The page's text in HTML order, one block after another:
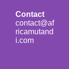
Contact
contact@af
ricamutand
i.com